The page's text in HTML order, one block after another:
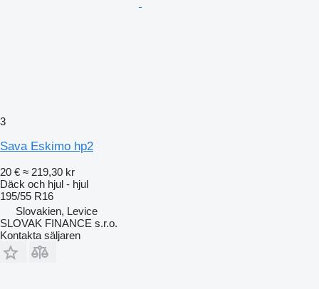
3
Sava Eskimo hp2
20 € ≈ 219,30 kr
Däck och hjul - hjul
195/55 R16
Slovakien, Levice
SLOVAK FINANCE s.r.o.
Kontakta säljaren